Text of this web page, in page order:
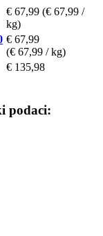
€ 67,99 (€ 67,99 /
kg)
€ 67,99
(€ 67,99 / kg)
€ 135,98
podaci: